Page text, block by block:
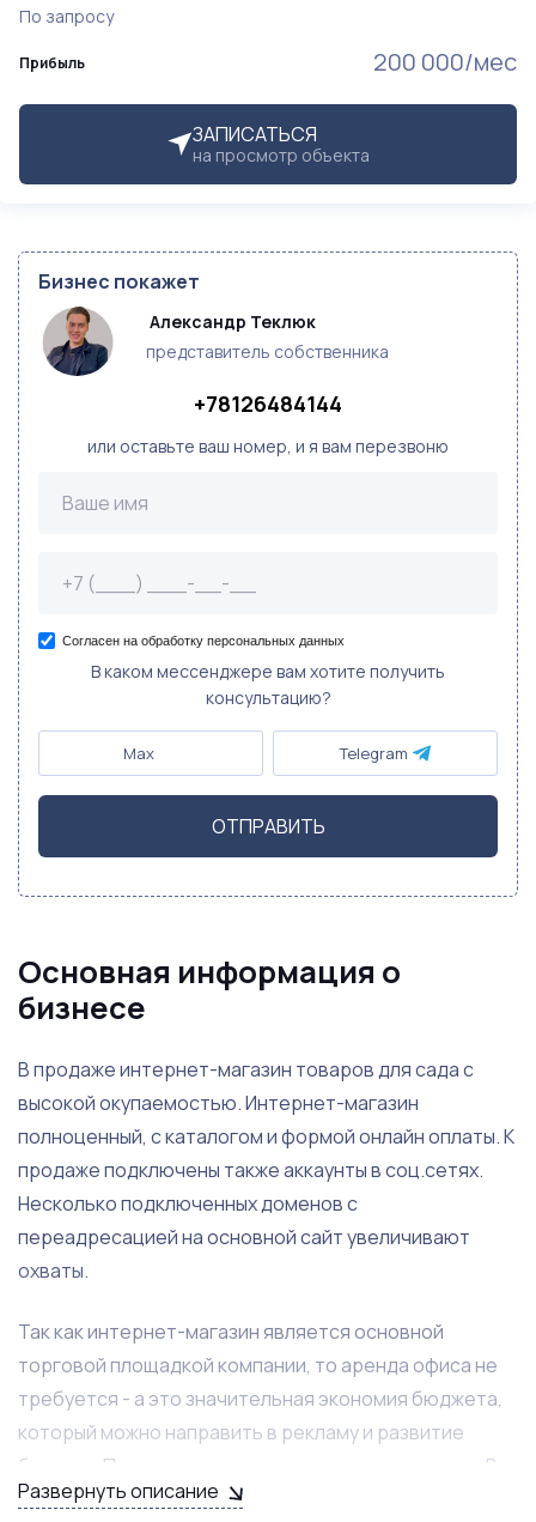
Прибыль 200 000/мес
ЗАПИСАТЬСЯ
на просмотр объекта
По запросу
Бизнес покажет
Александр Теклюк
представитель собственника
+78126484144
или оставьте ваш номер, и я вам перезвоню
Согласен на обработку персональных данных
В каком мессенджере вам хотите получить
консультацию?
Max Telegram
ОТПРАВИТЬ
Основная информация о
бизнесе
В продаже интернет-магазин товаров для сада с
высокой окупаемостью. Интернет-магазин
полноценный, с каталогом и формой онлайн оплаты. К
продаже подключены также аккаунты в соц.сетях.
Несколько подключенных доменов с
переадресацией на основной сайт увеличивают
охваты.
Так как интернет-магазин является основной
торговой площадкой компании, то аренда офиса не
требуется - а это значительная экономия бюджета,
который можно направить в рекламу и развитие
бизнеса. Передаются все контакты поставщиков. В
наличии остаётся товарный остаток на сумму более
Развернуть описание